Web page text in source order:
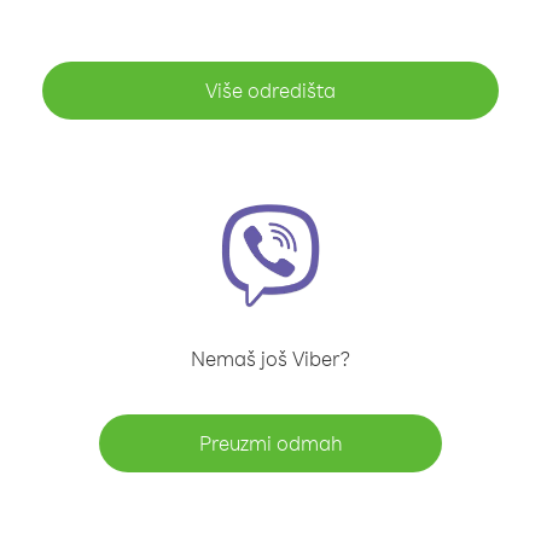
Više odredišta
Nemaš još Viber?
Preuzmi odmah